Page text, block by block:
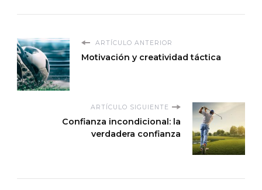
ARTÍCULO ANTERIOR
Motivación y creatividad táctica
ARTÍCULO SIGUIENTE
Confianza incondicional: la
verdadera confianza